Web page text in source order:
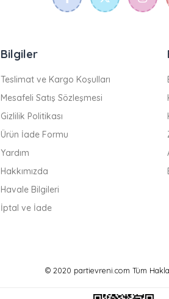
Bilgiler
Teslimat ve Kargo Koşulları
Mesafeli Satış Sözleşmesi
Gizlilik Politikası
Ürün İade Formu
Yardım
Hakkımızda
Havale Bilgileri
İptal ve İade
© 2020 partievreni.com Tüm